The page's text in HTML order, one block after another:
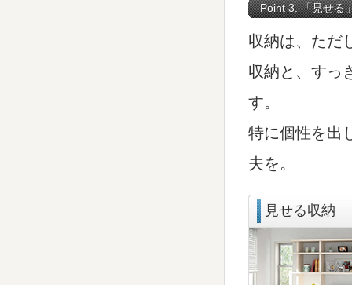
Point 3. 「見せる
収納は、ただ
収納と、すっ
す。
特に個性を出
夫を。
見せる収納